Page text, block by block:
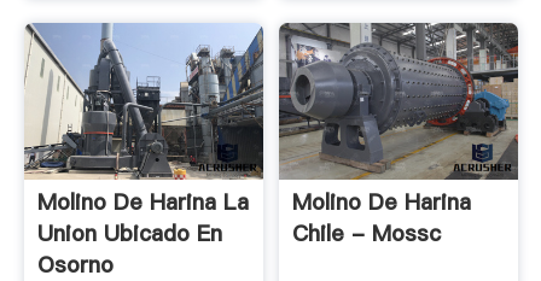
Molino De Harina La
Union Ubicado En
Osorno
Molino De Harina
Chile - Mossc